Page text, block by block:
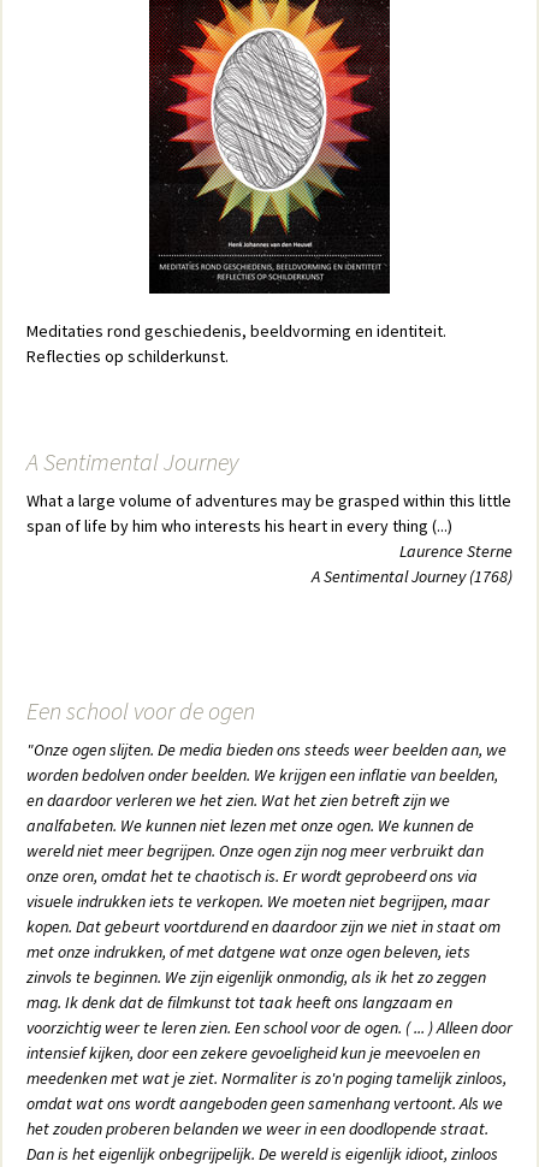
Meditaties rond geschiedenis, beeldvorming en identiteit.
Reflecties op schilderkunst.
A Sentimental Journey
What a large volume of adventures may be grasped within this little
span of life by him who interests his heart in every thing (...)
Laurence Sterne
A Sentimental Journey (1768)
Een school voor de ogen
"Onze ogen slijten. De media bieden ons steeds weer beelden aan, we
worden bedolven onder beelden. We krijgen een inflatie van beelden,
en daardoor verleren we het zien. Wat het zien betreft zijn we
analfabeten. We kunnen niet lezen met onze ogen. We kunnen de
wereld niet meer begrijpen. Onze ogen zijn nog meer verbruikt dan
onze oren, omdat het te chaotisch is. Er wordt geprobeerd ons via
visuele indrukken iets te verkopen. We moeten niet begrijpen, maar
kopen. Dat gebeurt voortdurend en daardoor zijn we niet in staat om
met onze indrukken, of met datgene wat onze ogen beleven, iets
zinvols te beginnen. We zijn eigenlijk onmondig, als ik het zo zeggen
mag. Ik denk dat de filmkunst tot taak heeft ons langzaam en
voorzichtig weer te leren zien. Een school voor de ogen. ( ... ) Alleen door
intensief kijken, door een zekere gevoeligheid kun je meevoelen en
meedenken met wat je ziet. Normaliter is zo'n poging tamelijk zinloos,
omdat wat ons wordt aangeboden geen samenhang vertoont. Als we
het zouden proberen belanden we weer in een doodlopende straat.
Dan is het eigenlijk onbegrijpelijk. De wereld is eigenlijk idioot, zinloos